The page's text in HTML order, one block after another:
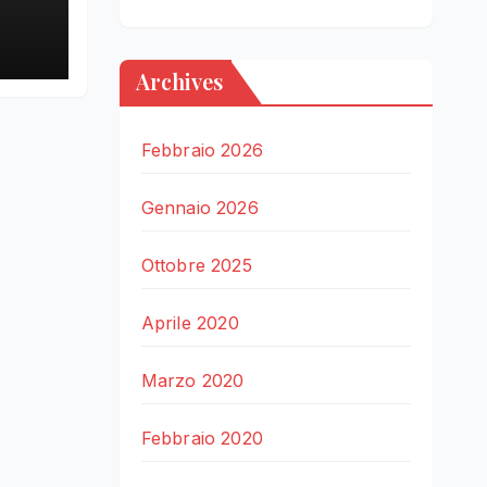
Archives
Febbraio 2026
Gennaio 2026
Ottobre 2025
Aprile 2020
Marzo 2020
Febbraio 2020